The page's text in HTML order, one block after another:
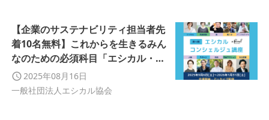
【企業のサステナビリティ担当者先
着10名無料】これからを生きるみん
なのための必須科目「エシカル・コ
ンシェルジュ講座第16期」申込開始
2025年08月16日
一般社団法人エシカル協会